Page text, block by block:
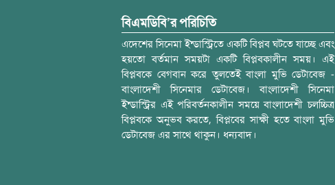
বিএমডিবি’র পরিচিতি
এদেশের সিনেমা ইন্ডাস্ট্রিতে একটি বিপ্লব ঘটতে যাচ্ছে এবং
হয়তো বর্তমান সময়টা একটি বিপ্লবকালীন সময়। এই
বিপ্লবকে বেগবান করে তুলতেই বাংলা মুভি ডেটাবেজ -
বাংলাদেশী সিনেমার ডেটাবেজ। বাংলাদেশী সিনেমা
ইন্ডাস্ট্রির এই পরিবর্তনকালীন সময়ে বাংলাদেশী চলচ্চিত্র
বিপ্লবকে অনুভব করতে, বিপ্লবের সাক্ষী হতে বাংলা মুভি
ডেটাবেজ এর সাথে থাকুন। ধন্যবাদ।